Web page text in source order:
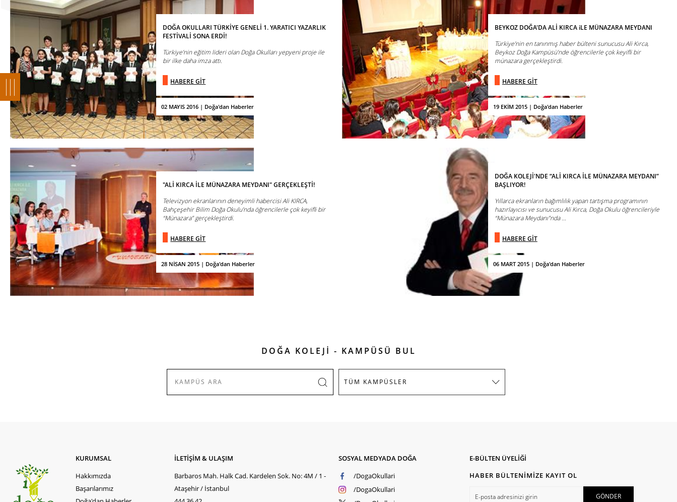
02 MAYIS 2016 | Doğa'dan Haberler
DOĞA OKULLARI TÜRKİYE GENELİ 1. YARATICI YAZARLIK
FESTİVALİ SONA ERDİ!
Türkiye’nin eğitim lideri olan Doğa Okulları yepyeni proje ile
bir ilke daha imza attı.
HABERE GİT
19 EKİM 2015 | Doğa'dan Haberler
BEYKOZ DOĞA'DA ALİ KIRCA iLE MÜNAZARA MEYDANI
Türkiye’nin en tanınmış haber bülteni sunucusu Ali Kırca,
Beykoz Doğa Kampüsü’nde öğrencilerle çok keyifli bir
münazara gerçekleştirdi.
HABERE GİT
28 NİSAN 2015 | Doğa'dan Haberler
"ALİ KIRCA İLE MÜNAZARA MEYDANI" GERÇEKLEŞTİ!
Televizyon ekranlarının deneyimli habercisi Ali KIRCA,
Bahçeşehir Bilim Doğa Okulu’nda öğrencilerle çok keyifli bir
“Münazara” gerçekleştirdi.
HABERE GİT
06 MART 2015 | Doğa'dan Haberler
DOĞA KOLEJİ'NDE “ALİ KIRCA İLE MÜNAZARA MEYDANI”
BAŞLIYOR!
Yıllarca ekranların bağımlılık yapan tartışma programının
hazırlayıcısı ve sunucusu Ali Kırca, Doğa Okulu öğrencileriyle
“Münazara Meydanı”nda ...
HABERE GİT
DOĞA KOLEJİ - KAMPÜSÜ BUL
KURUMSAL
Hakkımızda
Başarılarımız
İLETİŞİM & ULAŞIM
Barbaros Mah. Halk Cad. Kardelen Sok. No: 4M / 1 -
Ataşehir / İstanbul
SOSYAL MEDYADA DOĞA
/DogaOkullari
/DogaOkullari
E-BÜLTEN ÜYELİĞİ
HABER BÜLTENİMİZE KAYIT OL